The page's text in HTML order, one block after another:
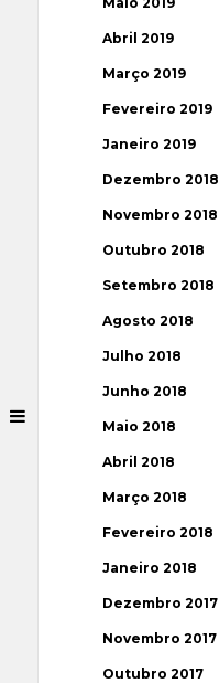
Abril 2019
Março 2019
Fevereiro 2019
Janeiro 2019
Dezembro 2018
Novembro 2018
Outubro 2018
Setembro 2018
Agosto 2018
Julho 2018
Junho 2018
Maio 2018
Abril 2018
Março 2018
Fevereiro 2018
Janeiro 2018
Dezembro 2017
Novembro 2017
Outubro 2017